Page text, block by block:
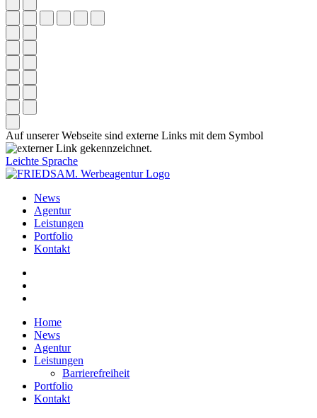
Auf unserer Webseite sind externe Links mit dem Symbol
gekennzeichnet.
Leichte Sprache
News
Agentur
Leistungen
Portfolio
Kontakt
Home
News
Agentur
Leistungen
Barrierefreiheit
Portfolio
Kontakt